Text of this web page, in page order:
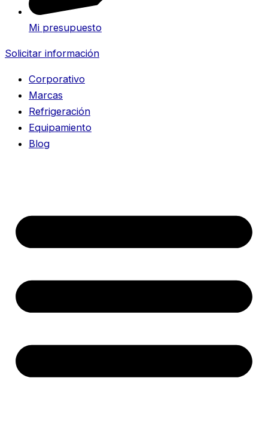
Mi presupuesto
Solicitar información
Corporativo
Marcas
Refrigeración
Equipamiento
Blog